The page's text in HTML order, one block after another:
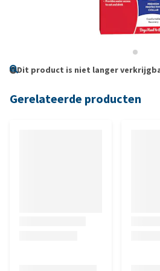
Dit product is niet langer
Gerelateerde producten